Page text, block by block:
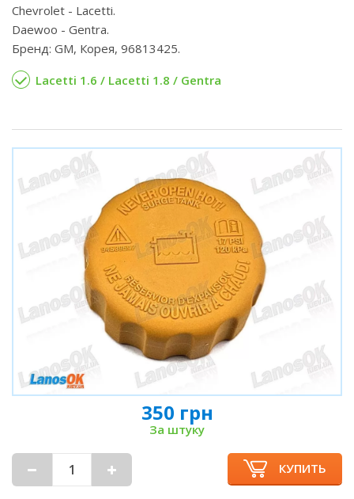
Chevrolet - Lacetti.
Daewoo - Gentra.
Бренд: GM, Корея, 96813425.
Lacetti 1.6 / Lacetti 1.8 / Gentra
350 грн
За штуку
КУПИТЬ